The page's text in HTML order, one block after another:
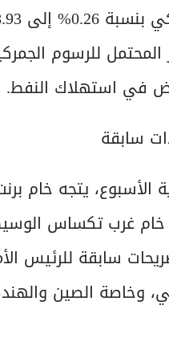
المحتمل للرسوم
في استهلاك النفط.
سابقة
يتجه خام
سابقة للرئيس
وخاصة الصين